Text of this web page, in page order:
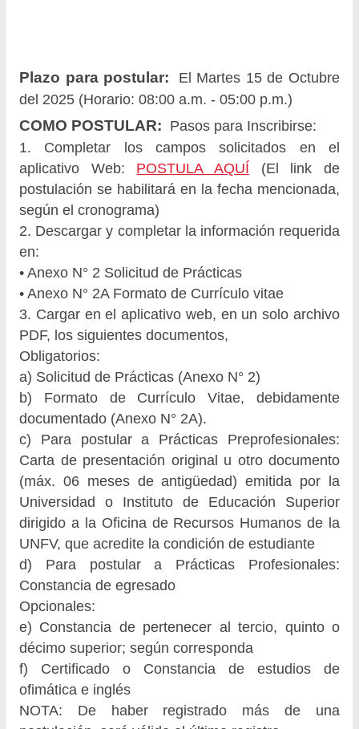
Plazo para postular:
El Martes 15 de Octubre
del 2025 (Horario: 08:00 a.m. - 05:00 p.m.)
COMO POSTULAR: Pasos para Inscribirse:
1. Completar los campos solicitados en el
aplicativo Web: POSTULA AQUÍ (El link de
postulación se habilitará en la fecha mencionada,
según el cronograma)
2. Descargar y completar la información requerida
en:
• Anexo N° 2 Solicitud de Prácticas
• Anexo N° 2A Formato de Currículo vitae
3. Cargar en el aplicativo web, en un solo archivo
PDF, los siguientes documentos,
Obligatorios:
a) Solicitud de Prácticas (Anexo N° 2)
b) Formato de Currículo Vitae, debidamente
documentado (Anexo N° 2A).
c) Para postular a Prácticas Preprofesionales:
Carta de presentación original u otro documento
(máx. 06 meses de antigüedad) emitida por la
Universidad o Instituto de Educación Superior
dirigido a la Oficina de Recursos Humanos de la
UNFV, que acredite la condición de estudiante
d) Para postular a Prácticas Profesionales:
Constancia de egresado
Opcionales:
e) Constancia de pertenecer al tercio, quinto o
décimo superior; según corresponda
f) Certificado o Constancia de estudios de
ofimática e inglés
NOTA: De haber registrado más de una